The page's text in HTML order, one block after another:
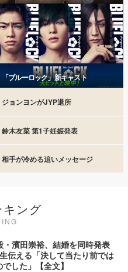
「ブルーロック」新キャスト
ジョンヨンがJYP退所
鈴木友菜 第1子妊娠発表
相手が冷める追いメッセージ
ング
・濱田崇裕、結婚を同時発表
伝える「決して当たり前では
した」【全文】